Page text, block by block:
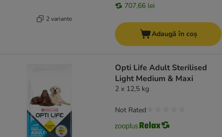
2 variante
707,66 lei
Adaugă în coș
Opti Life Adult Sterilised
Light Medium & Maxi
2 x 12,5 kg
Not Rated